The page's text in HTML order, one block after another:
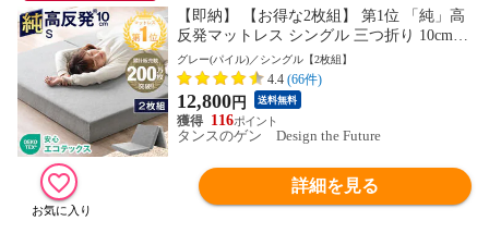
【即納】 【お得な2枚組】 第1位 「純」高
反発マットレス シングル 三つ折り 10cm
密度25D 190N マット 折りたたみ 高反発
マットレス 13810162 〔グレー（パイル)〕
グレー(パイル)／シングル【2枚組】
4.4 (66件)
12,800円 送料無料
116
タンスのゲン Design the Future
詳細を見る